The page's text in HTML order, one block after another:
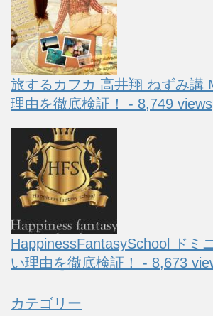
旅するカフカ 高井翔 ねずみ講
理由を徹底検証！ - 8,749 views
HappinessFantasySchool ドミ
い理由を徹底検証！ - 8,673
カテゴリー